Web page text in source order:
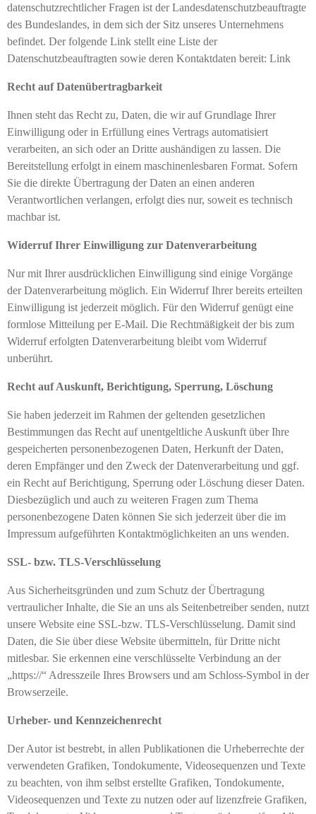
datenschutzrechtlicher Fragen ist der Landesdatenschutzbeauftragte
des Bundeslandes, in dem sich der Sitz unseres Unternehmens
befindet. Der folgende Link stellt eine Liste der
Datenschutzbeauftragten sowie deren Kontaktdaten bereit: Link
Recht auf Datenübertragbarkeit
Ihnen steht das Recht zu, Daten, die wir auf Grundlage Ihrer
Einwilligung oder in Erfüllung eines Vertrags automatisiert
verarbeiten, an sich oder an Dritte aushändigen zu lassen. Die
Bereitstellung erfolgt in einem maschinenlesbaren Format. Sofern
Sie die direkte Übertragung der Daten an einen anderen
Verantwortlichen verlangen, erfolgt dies nur, soweit es technisch
machbar ist.
Widerruf Ihrer Einwilligung zur Datenverarbeitung
Nur mit Ihrer ausdrücklichen Einwilligung sind einige Vorgänge
der Datenverarbeitung möglich. Ein Widerruf Ihrer bereits erteilten
Einwilligung ist jederzeit möglich. Für den Widerruf genügt eine
formlose Mitteilung per E-Mail. Die Rechtmäßigkeit der bis zum
Widerruf erfolgten Datenverarbeitung bleibt vom Widerruf
unberührt.
Recht auf Auskunft, Berichtigung, Sperrung, Löschung
Sie haben jederzeit im Rahmen der geltenden gesetzlichen
Bestimmungen das Recht auf unentgeltliche Auskunft über Ihre
gespeicherten personenbezogenen Daten, Herkunft der Daten,
deren Empfänger und den Zweck der Datenverarbeitung und ggf.
ein Recht auf Berichtigung, Sperrung oder Löschung dieser Daten.
Diesbezüglich und auch zu weiteren Fragen zum Thema
personenbezogene Daten können Sie sich jederzeit über die im
Impressum aufgeführten Kontaktmöglichkeiten an uns wenden.
SSL- bzw. TLS-Verschlüsselung
Aus Sicherheitsgründen und zum Schutz der Übertragung
vertraulicher Inhalte, die Sie an uns als Seitenbetreiber senden, nutzt
unsere Website eine SSL-bzw. TLS-Verschlüsselung. Damit sind
Daten, die Sie über diese Website übermitteln, für Dritte nicht
mitlesbar. Sie erkennen eine verschlüsselte Verbindung an der
„https://“ Adresszeile Ihres Browsers und am Schloss-Symbol in der
Browserzeile.
Urheber- und Kennzeichenrecht
Der Autor ist bestrebt, in allen Publikationen die Urheberrechte der
verwendeten Grafiken, Tondokumente, Videosequenzen und Texte
zu beachten, von ihm selbst erstellte Grafiken, Tondokumente,
Videosequenzen und Texte zu nutzen oder auf lizenzfreie Grafiken,